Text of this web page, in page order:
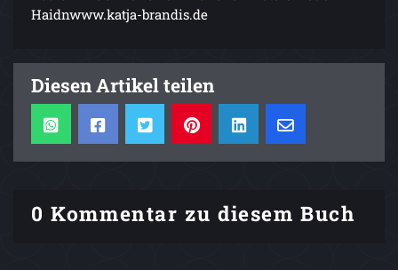
Haidnwww.katja-brandis.de
Diesen Artikel teilen
0 Kommentar zu diesem Buch